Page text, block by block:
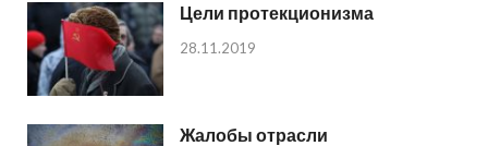
Цели протекционизма
28.11.2019
Жалобы отрасли